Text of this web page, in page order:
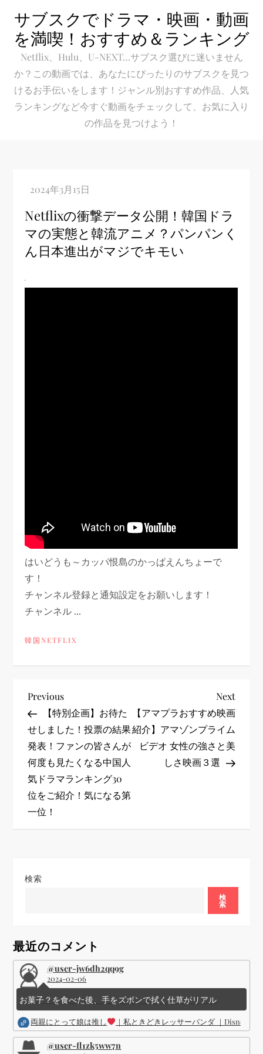
content
サブスクでドラマ・映画・動画
を満喫！おすすめ＆ランキング
Netflix、Hulu、U-NEXT…サブスク選びに迷いません
か？この動画では、あなたにぴったりのサブスクを見つ
けるお手伝いをします！ジャンル別おすすめ作品、人気
ランキングなど今すぐ動画をチェックして、お気に入り
の作品を見つけよう！
Netflixの衝撃データ公開！韓国ドラ
マの実態と韓流アニメ？パンパンく
ん日本進出がマジでキモい
はいどうも～カッパ恨島のかっぱえんちょーで
す！
チャンネル登録と通知設定をお願いします！
チャンネル ...
韓国NETFLIX
投
稿
ナ
ビ
ゲ
Previous
Post
Previous
【特別企画】お待た
せしました！投票の結果
発表！ファンの皆さんが
何度も見たくなる中国人
気ドラマランキング30
位をご紹介！気になる第
一位！
Next
Post
Next
【アマプラおすすめ映画
紹介】アマゾンプライム
ビデオ 女性の強さと美
しさ映画３選
検索
検
索
最近のコメント
@user-jw6dh2qq9g
2024-02-06
お菓子？を食べた後、手をズボンで拭く仕草がリアル
両親にとって娘は推し ｜私ときどきレッサーパンダ ｜Disney (
@user-fl1zk5ww7n